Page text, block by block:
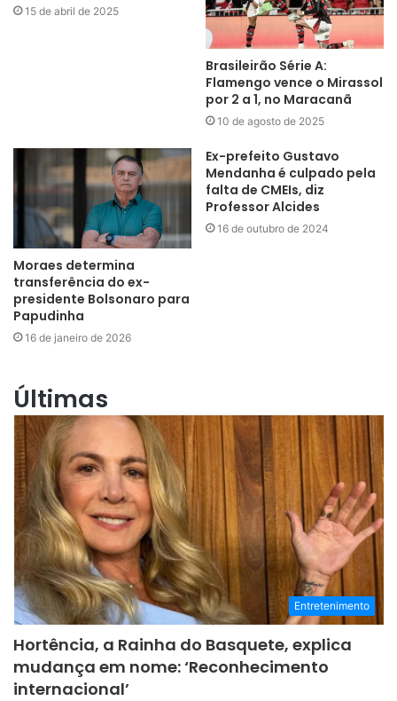
15 de abril de 2025
Brasileirão Série A:
Flamengo vence o Mirassol
por 2 a 1, no Maracanã
10 de agosto de 2025
Moraes determina
transferência do ex-
presidente Bolsonaro para
Papudinha
16 de janeiro de 2026
Ex-prefeito Gustavo
Mendanha é culpado pela
falta de CMEIs, diz
Professor Alcides
16 de outubro de 2024
Últimas
Entretenimento
Hortência, a Rainha do Basquete, explica
mudança em nome: ‘Reconhecimento
internacional’